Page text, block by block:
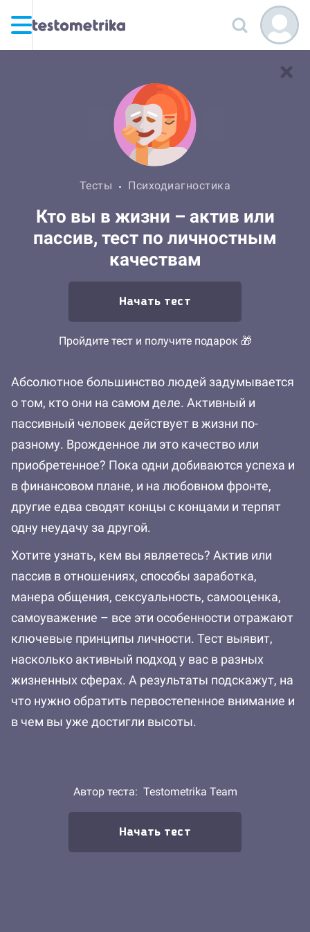
Тесты Психодиагностика
Кто вы в жизни – актив или
пассив, тест по личностным
качествам
Начать тест
Пройдите тест и получите подарок 🎁
Абсолютное большинство людей задумывается
о том, кто они на самом деле. Активный и
пассивный человек действует в жизни по-
разному. Врожденное ли это качество или
приобретенное? Пока одни добиваются успеха и
в финансовом плане, и на любовном фронте,
другие едва сводят концы с концами и терпят
одну неудачу за другой.
Хотите узнать, кем вы являетесь? Актив или
пассив в отношениях, способы заработка,
манера общения, сексуальность, самооценка,
самоуважение – все эти особенности отражают
ключевые принципы личности. Тест выявит,
насколько активный подход у вас в разных
жизненных сферах. А результаты подскажут, на
что нужно обратить первостепенное внимание и
в чем вы уже достигли высоты.
Автор теста: Testometrika Team
Начать тест